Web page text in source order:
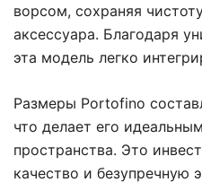
ворсом, сохраняя
аксессуара. Благодаря
эта модель легко
Размеры Portofino
что делает его
пространства. Это
качество и безупречную